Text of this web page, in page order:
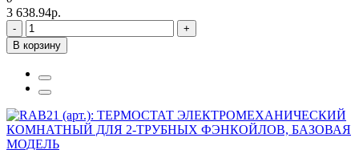
3 638.94р.
-
+
В корзину